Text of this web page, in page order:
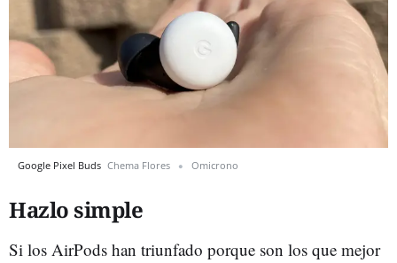
Google Pixel Buds Chema Flores Omicrono
Hazlo simple
Si los AirPods han triunfado porque son los que mejor